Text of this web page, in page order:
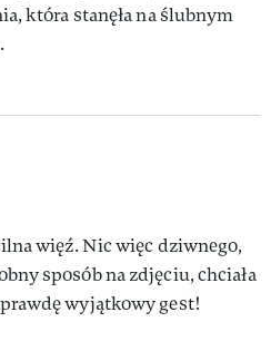
która stanęła na ślubnym
więź. Nic więc dziwnego,
sposób na zdjęciu, chciała
wyjątkowy gest!